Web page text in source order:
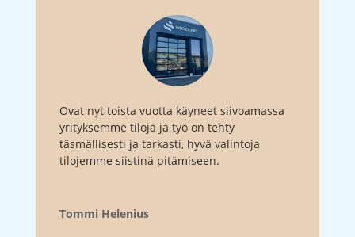
Ovat nyt toista vuotta käyneet siivoamassa
yrityksemme tiloja ja työ on tehty
täsmällisesti ja tarkasti, hyvä valintoja
tilojemme siistinä pitämiseen.
Tommi Helenius